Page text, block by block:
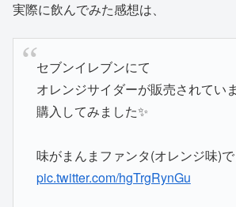
実際に飲んでみた感想は、
セブンイレブンにて
オレンジサイダーが販売されてい
購入してみました✨
味がまんまファンタ(オレンジ味)
pic.twitter.com/hgTrgRynGu